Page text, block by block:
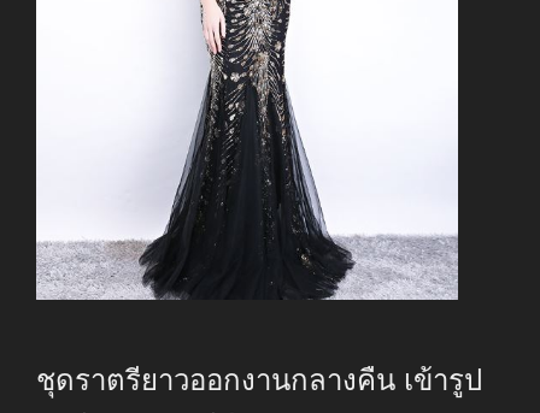
ชุดราตรียาวออกงานกลางคืน เข้ารูป